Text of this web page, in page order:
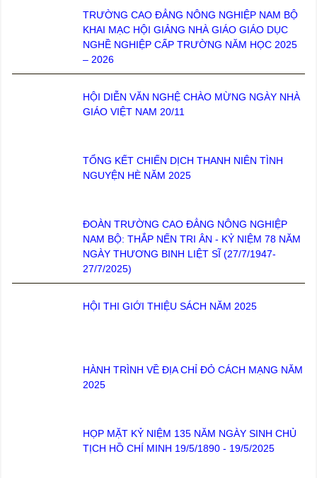
TRƯỜNG CAO ĐẲNG NÔNG NGHIỆP NAM BỘ
KHAI MẠC HỘI GIẢNG NHÀ GIÁO GIÁO DỤC
NGHỀ NGHIỆP CẤP TRƯỜNG NĂM HỌC 2025
– 2026
HỘI DIỄN VĂN NGHỆ CHÀO MỪNG NGÀY NHÀ
GIÁO VIỆT NAM 20/11
TỔNG KẾT CHIẾN DỊCH THANH NIÊN TÌNH
NGUYỆN HÈ NĂM 2025
ĐOÀN TRƯỜNG CAO ĐẲNG NÔNG NGHIỆP
NAM BỘ: THẮP NẾN TRI ÂN - KỶ NIỆM 78 NĂM
NGÀY THƯƠNG BINH LIỆT SĨ (27/7/1947-
27/7/2025)
HỘI THI GIỚI THIỆU SÁCH NĂM 2025
HÀNH TRÌNH VỀ ĐỊA CHỈ ĐỎ CÁCH MẠNG NĂM
2025
HỌP MẶT KỶ NIỆM 135 NĂM NGÀY SINH CHỦ
TỊCH HỒ CHÍ MINH 19/5/1890 - 19/5/2025